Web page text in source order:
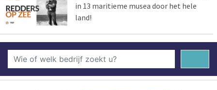
in 13 maritieme musea door het hele
land!